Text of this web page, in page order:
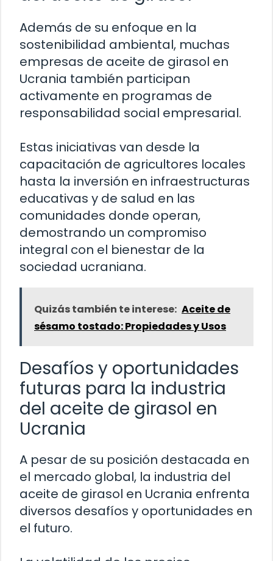
Además de su enfoque en la
sostenibilidad ambiental, muchas
empresas de aceite de girasol en
Ucrania también participan
activamente en programas de
responsabilidad social empresarial.
Estas iniciativas van desde la
capacitación de agricultores locales
hasta la inversión en infraestructuras
educativas y de salud en las
comunidades donde operan,
demostrando un compromiso
integral con el bienestar de la
sociedad ucraniana.
Quizás también te interese: Aceite de
sésamo tostado: Propiedades y Usos
Desafíos y oportunidades
futuras para la industria
del aceite de girasol en
Ucrania
A pesar de su posición destacada en
el mercado global, la industria del
aceite de girasol en Ucrania enfrenta
diversos desafíos y oportunidades en
el futuro.